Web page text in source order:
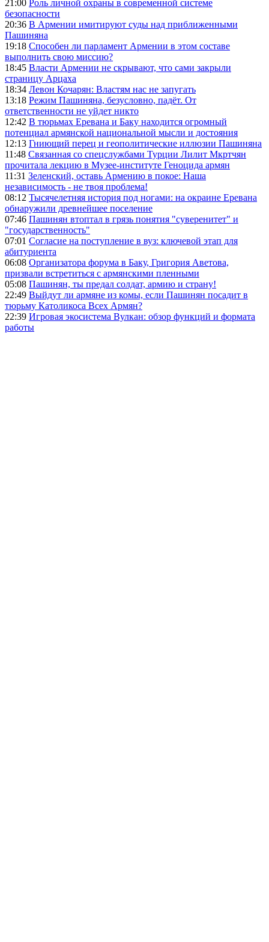
21:00 Роль личной охраны в современной системе
безопасности
20:36 В Армении имитируют суды над приближенными
Пашиняна
19:18 Способен ли парламент Армении в этом составе
выполнить свою миссию?
18:45 Власти Армении не скрывают, что сами закрыли
страницу Арцаха
18:34 Левон Кочарян: Властям нас не запугать
13:18 Режим Пашиняна, безусловно, падёт. От
ответственности не уйдет никто
12:42 В тюрьмах Еревана и Баку находится огромный
потенциал армянской национальной мысли и достояния
12:13 Гниющий перец и геополитические иллюзии Пашиняна
11:48 Связанная со спецслужбами Турции Лилит Мкртчян
прочитала лекцию в Музее-институте Геноцида армян
11:31 Зеленский, оставь Армению в покое: Наша
независимость - не твоя проблема!
08:12 Тысячелетняя история под ногами: на окраине Еревана
обнаружили древнейшее поселение
07:46 Пашинян втоптал в грязь понятия "суверенитет" и
"государственность"
07:01 Согласие на поступление в вуз: ключевой этап для
абитуриента
06:08 Организатора форума в Баку, Григория Аветова,
призвали встретиться с армянскими пленными
05:08 Пашинян, ты предал солдат, армию и страну!
22:49 Выйдут ли армяне из комы, если Пашинян посадит в
тюрьму Католикоса Всех Армян?
22:39 Игровая экосистема Вулкан: обзор функций и формата
работы